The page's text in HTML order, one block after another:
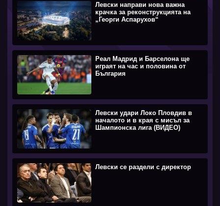
Левски направи нова важна
крачка за реконструкцията на
„Георги Аспарухов“
Реал Мадрид и Барселона ще
играят на час и половина от
България
Левски удари Локо Пловдив в
началото и в края с мисъл за
Шампионска лига (ВИДЕО)
Левски се раздели с директор